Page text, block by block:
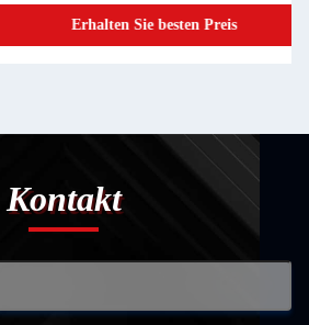
Sie besten Preis
Kontakt